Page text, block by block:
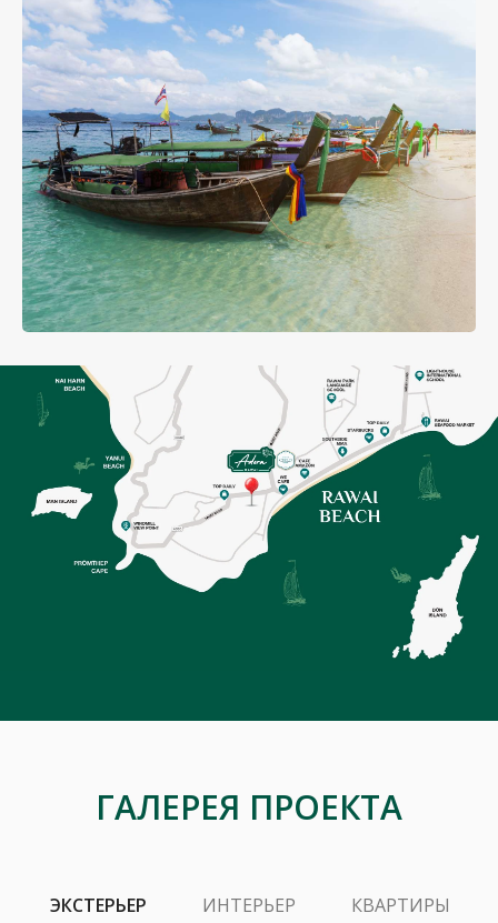
ГАЛЕРЕЯ ПРОЕКТА
ЭКСТЕРЬЕР ИНТЕРЬЕР КВАРТИРЫ